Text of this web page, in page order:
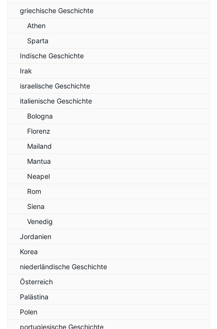
griechische Geschichte
Athen
Sparta
Indische Geschichte
Irak
israelische Geschichte
italienische Geschichte
Bologna
Florenz
Mailand
Mantua
Neapel
Rom
Siena
Venedig
Jordanien
Korea
niederländische Geschichte
Österreich
Palästina
Polen
portugiesische Geschichte